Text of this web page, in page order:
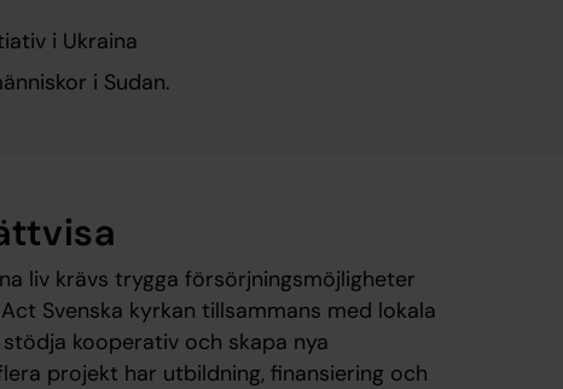
i Ukraina
i Sudan.
liv krävs trygga försörjningsmöjligheter
Svenska kyrkan tillsammans med lokala
kooperativ och skapa nya
projekt har utbildning, finansiering och